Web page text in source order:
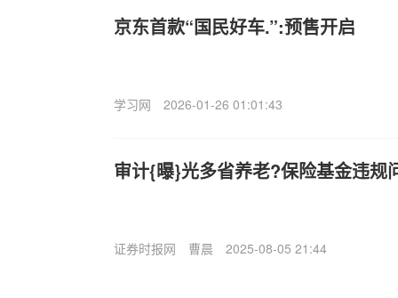
京东首款“国民好车.”:预售开启
学习网 2026-01-26 01:01:43
审计{曝}光多省养老?保险基金违规
证券时报网 曹晨 2025-08-05 21:44